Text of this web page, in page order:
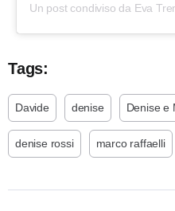
Tags:
Davide denise Denise e
denise rossi marco raffaelli